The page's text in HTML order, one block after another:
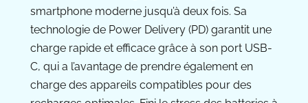
smartphone moderne jusqu’à deux fois. Sa
technologie de Power Delivery (PD) garantit une
charge rapide et efficace grâce à son port USB-
C, qui a l’avantage de prendre également en
charge des appareils compatibles pour des